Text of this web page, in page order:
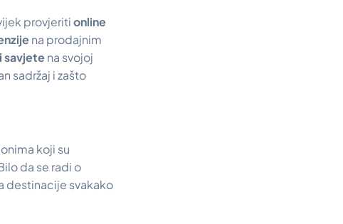
provjeritionline
na prodajnim
savjete na svojoj
sadržaj i zašto
koji su
da se radi o
destinacije svakako